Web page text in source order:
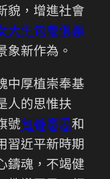
貌，增進社會
大生包養俱樂
象新作為。
中厚植崇奉基
人的思惟扶
號包養意思和
習近平新時期
鑄魂，不竭健